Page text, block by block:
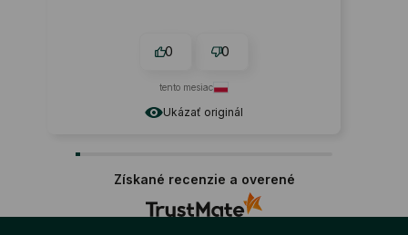
Ukázať originál
0 0
tento mesiac
Získané recenzie a overené